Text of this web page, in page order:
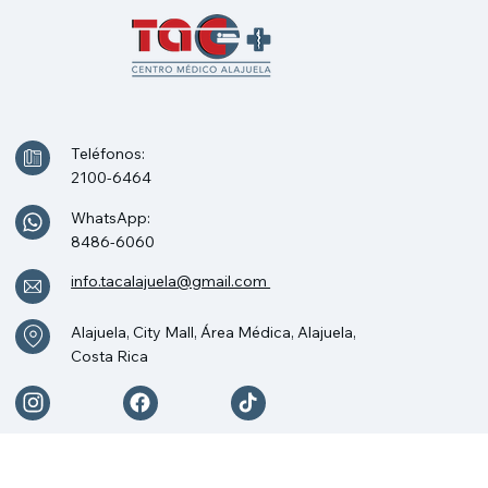
(schwannoma versus neurofribroma)
(Pet Virtual)
Teléfonos:
2100-6464
WhatsApp:
8486-6060
info.tacalajuela@gmail.com
Alajuela, City Mall, Área Médica, Alajuela,
Costa Rica